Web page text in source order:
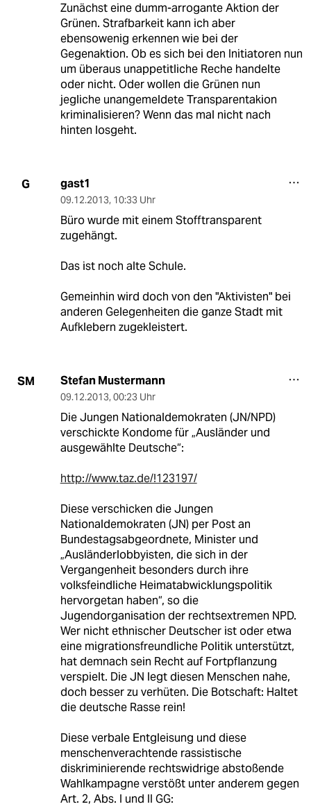
Zunächst eine dumm-arrogante Aktion der
Grünen. Strafbarkeit kann ich aber
ebensowenig erkennen wie bei der
Gegenaktion. Ob es sich bei den Initiatoren nun
um überaus unappetitliche Reche handelte
oder nicht. Oder wollen die Grünen nun
jegliche unangemeldete Transparentakion
kriminalisieren? Wenn das mal nicht nach
hinten losgeht.
G gast1
09.12.2013, 10:33 Uhr
Büro wurde mit einem Stofftransparent
zugehängt.
Das ist noch alte Schule.
Gemeinhin wird doch von den "Aktivisten" bei
anderen Gelegenheiten die ganze Stadt mit
Aufklebern zugekleistert.
SM Stefan Mustermann
09.12.2013, 00:23 Uhr
Die Jungen Nationaldemokraten (JN/NPD)
verschickte Kondome für „Ausländer und
ausgewählte Deutsche“:
http://www.taz.de/!123197/
Diese verschicken die Jungen
Nationaldemokraten (JN) per Post an
Bundestagsabgeordnete, Minister und
„Ausländerlobbyisten, die sich in der
Vergangenheit besonders durch ihre
volksfeindliche Heimatabwicklungspolitik
hervorgetan haben“, so die
Jugendorganisation der rechtsextremen NPD.
Wer nicht ethnischer Deutscher ist oder etwa
eine migrationsfreundliche Politik unterstützt,
hat demnach sein Recht auf Fortpflanzung
verspielt. Die JN legt diesen Menschen nahe,
doch besser zu verhüten. Die Botschaft: Haltet
die deutsche Rasse rein!
Diese verbale Entgleisung und diese
menschenverachtende rassistische
diskriminierende rechtswidrige abstoßende
Wahlkampagne verstößt unter anderem gegen
Art. 2, Abs. I und II GG: